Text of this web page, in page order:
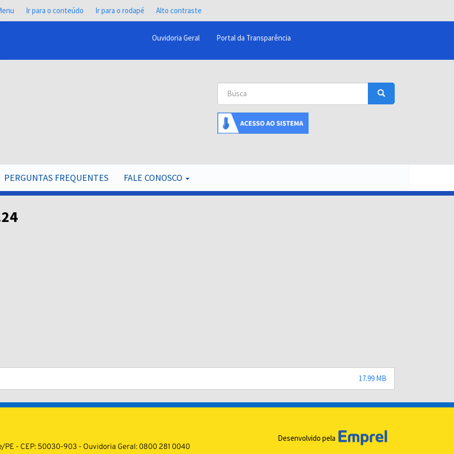
Ir para o conteúdo Ir para o rodapé Alto contraste
Menu
Barra
Ouvidoria Geral Portal da Transparência
Buscar
Busca
Busca
PERGUNTAS FREQUENTES FALE CONOSCO
17.99 MB
PE - CEP: 50030-903 - Ouvidoria Geral: 0800 281 0040
Desenvolvido pela